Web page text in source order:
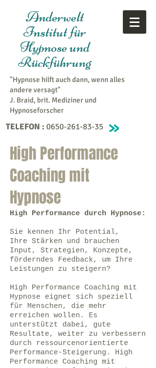
TELEFON : 0650-261-83-35
Anderwelt
Institut für
Hypnose und
Rückführung
"Hypnose hilft auch dann, wenn alles
andere versagt"
J. Braid, brit. Mediziner und
Hypnoseforscher
High Performance
Coaching mit
Hypnose
High Performance durch Hypnose:
Sie kennen Ihr Potential,
Ihre Stärken und brauchen
Input, Strategien, Konzepte,
förderndes Feedback, um Ihre
Leistungen zu steigern?
High Performance Coaching mit
Hypnose eignet sich speziell
für Menschen, die mehr
erreichen wollen. Es
unterstützt dabei, gute
Resultate, weiter zu verbessern
durch ressourcenorientierte
Performance-Steigerung. High
Performance Coaching mit